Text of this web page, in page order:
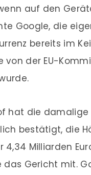
auf den
Google, die
bereits im
von der EU-
hat die damalige
bestätigt, die
Milliarden
das Gericht mit.